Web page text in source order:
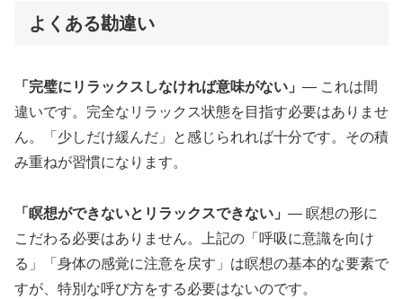
よくある勘違い
「完璧にリラックスしなければ意味がない」 — これは間
違いです。完全なリラックス状態を目指す必要はありませ
ん。「少しだけ緩んだ」と感じられれば十分です。その積
み重ねが習慣になります。
「瞑想ができないとリラックスできない」 — 瞑想の形に
こだわる必要はありません。上記の「呼吸に意識を向け
る」「身体の感覚に注意を戻す」は瞑想の基本的な要素で
すが、特別な呼び方をする必要はないのです。